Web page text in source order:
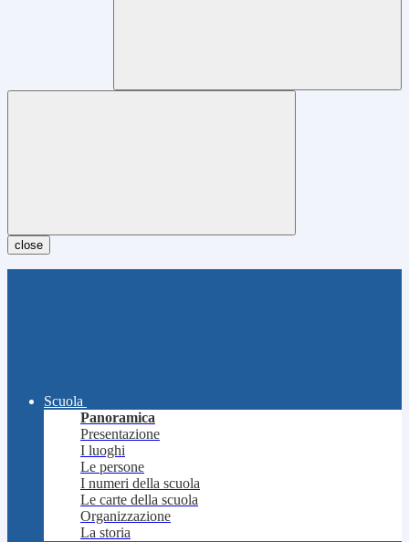
close
Scuola
Panoramica
Presentazione
I luoghi
Le persone
I numeri della scuola
Le carte della scuola
Organizzazione
La storia